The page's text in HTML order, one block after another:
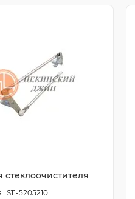
стеклоочистителя
S11-5205210